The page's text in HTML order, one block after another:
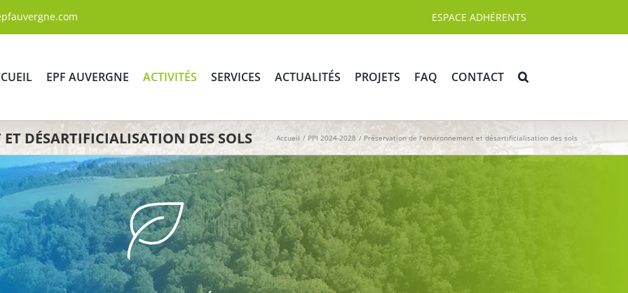
ESPACE ADHÉRENTS
EPF AUVERGNE ACTIVITÉS SERVICES ACTUALITÉS PROJETS FAQ CONTACT
DÉSARTIFICIALISATION DES SOLS Accueil PPI 2024-2028 Préservation de l’environnement et désartificialisation des sols